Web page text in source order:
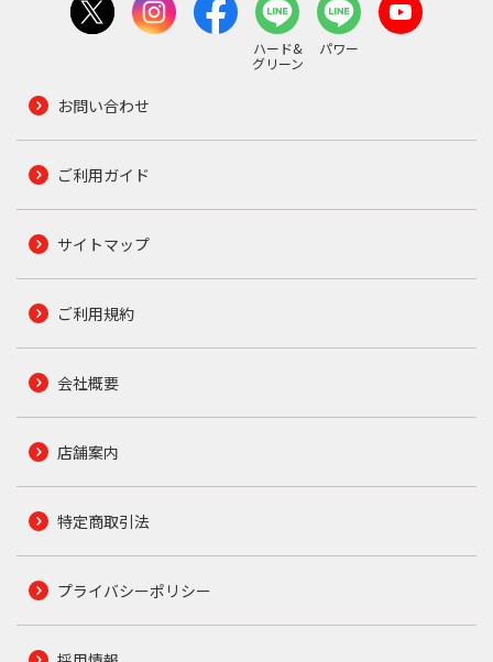
ハード&
グリーン
パワー
お問い合わせ
ご利用ガイド
サイトマップ
ご利用規約
会社概要
店舗案内
特定商取引法
プライバシーポリシー